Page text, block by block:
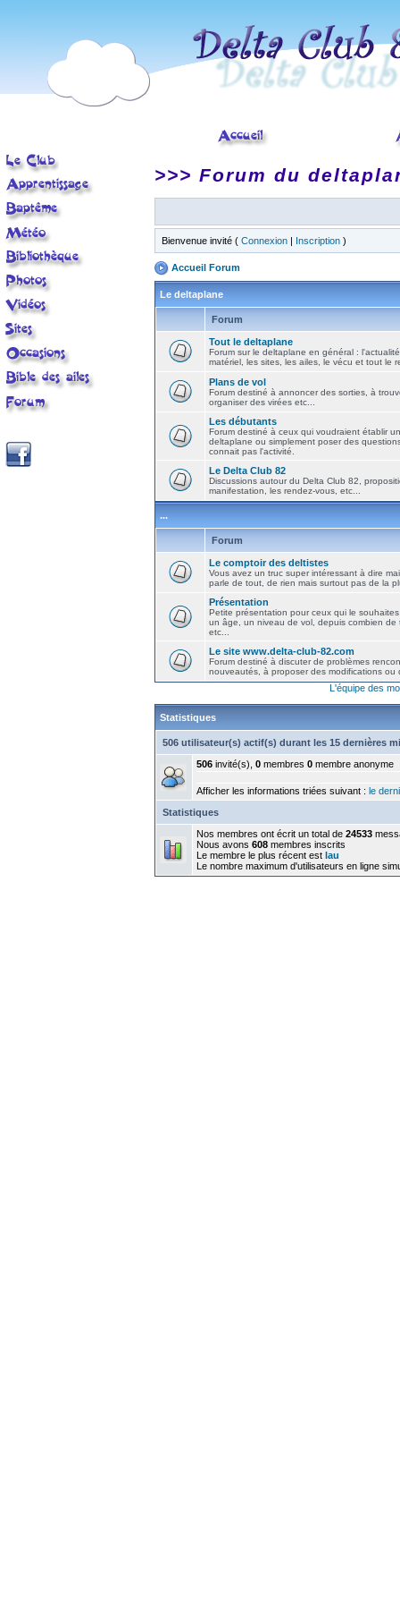
>>> Forum du
Bienvenue invité ( Connexion | Inscription )
Accueil Forum
Le deltaplane
Forum
Tout le deltaplane
Forum sur le deltaplane en général :
matériel, les sites, les ailes, le vécu et tout le
Plans de vol
Forum destiné à annoncer des sorties, à
organiser des virées etc...
Les débutants
Forum destiné à ceux qui voudraient établir
deltaplane ou simplement poser des
connait pas l'activité.
Le Delta Club 82
Discussions autour du Delta Club 82,
manifestation, les rendez-vous, etc...
...
Forum
Le comptoir des deltistes
Vous avez un truc super intéressant à dire
parle de tout, de rien mais surtout pas de la
Présentation
Petite présentation pour ceux qui le
un âge, un niveau de vol, depuis combien de
etc...
Le site www.delta-club-82.com
Forum destiné à discuter de problèmes
nouveautés, à proposer des modifications ou
L'équipe des
Statistiques
506 utilisateur(s) actif(s) durant les 15 dernières
506 invité(s), 0 membres 0 membre anonyme
Afficher les informations triées suivant : le
Statistiques
Nos membres ont écrit un total de 24533
Nous avons 608 membres inscrits
Le membre le plus récent est lau
Le nombre maximum d'utilisateurs en ligne